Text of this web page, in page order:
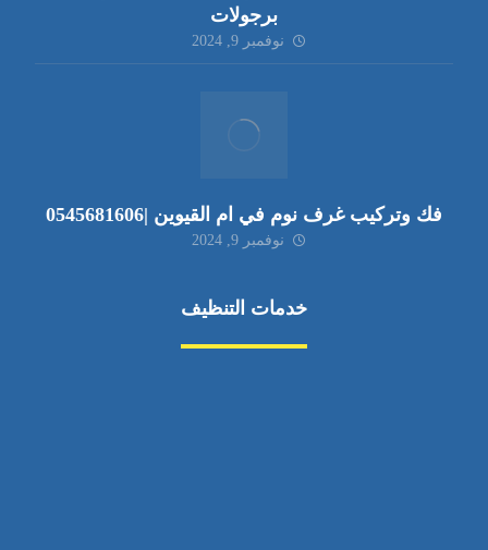
برجولات
نوفمبر 9, 2024
فك وتركيب غرف نوم في ام القيوين |0545681606
نوفمبر 9, 2024
خدمات التنظيف